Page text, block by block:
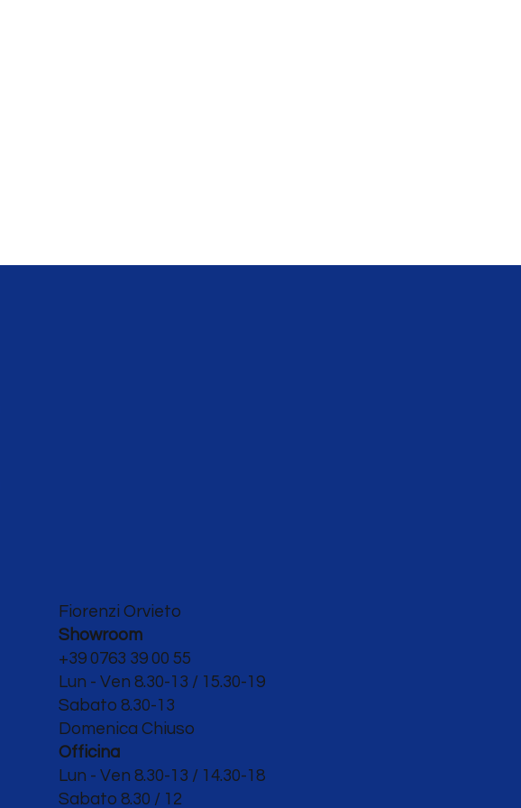
Fiorenzi Orvieto
Showroom
+39 0763 39 00 55
Lun - Ven 8.30-13 / 15.30-19
Sabato 8.30-13
Domenica Chiuso
Officina
Lun - Ven 8.30-13 / 14.30-18
Sabato 8.30 / 12